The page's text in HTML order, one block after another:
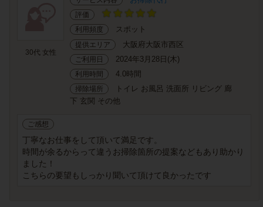
30代 女性
評価
利用頻度
スポット
提供エリア 大阪府大阪市西区
ご利用日 2024年3月28日(木)
利用時間 4.0時間
掃除場所
トイレ お風呂 洗面所 リビング 廊
下 玄関 その他
ご感想
丁寧なお仕事をして頂いて満足です。
時間が余るからって違うお掃除箇所の提案などもあり助かり
ました！
こちらの要望もしっかり聞いて頂けて良かったです